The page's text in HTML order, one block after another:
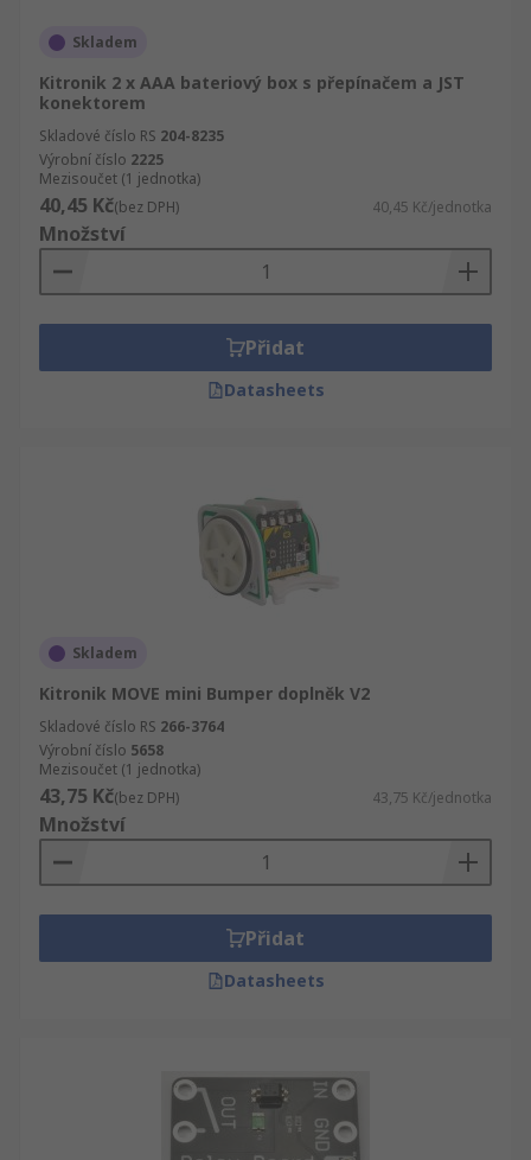
Skladem
Kitronik 2 x AAA bateriový box s přepínačem a JST
konektorem
Skladové číslo RS 204-8235
Výrobní číslo 2225
Mezisoučet (1 jednotka)
40,45 Kč(bez DPH) 40,45 Kč/jednotka
Množství
Přidat
Datasheets
Skladem
Kitronik MOVE mini Bumper doplněk V2
Skladové číslo RS 266-3764
Výrobní číslo 5658
Mezisoučet (1 jednotka)
43,75 Kč(bez DPH) 43,75 Kč/jednotka
Množství
Přidat
Datasheets